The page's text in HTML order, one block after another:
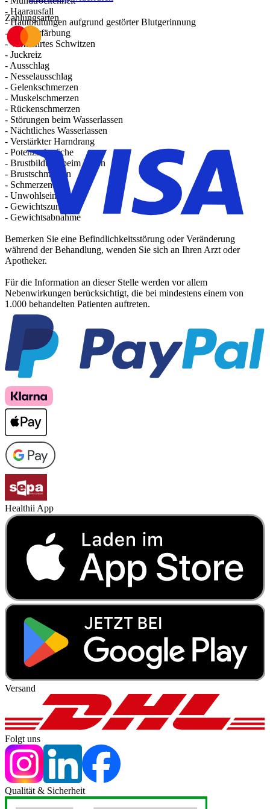
- Haarausfall
- Hautblutungen aufgrund gestörter Blutgerinnung
- Hautverfärbung
- Vermehrtes Schwitzen
- Juckreiz
- Ausschlag
- Nesselausschlag
- Gelenkschmerzen
- Muskelschmerzen
- Rückenschmerzen
- Störungen beim Wasserlassen
- Nächtliches Wasserlassen
- Verstärkter Harndrang
- Potenzschwäche
- Brustbildung beim Mann
- Brustschmerzen
- Schmerzen
- Unwohlsein
- Gewichtszunahme
- Gewichtsabnahme
Bemerken Sie eine Befindlichkeitsstörung oder Veränderung
während der Behandlung, wenden Sie sich an Ihren Arzt oder
Apotheker.
Für die Information an dieser Stelle werden vor allem
Nebenwirkungen berücksichtigt, die bei mindestens einem von
1.000 behandelten Patienten auftreten.
Zahlungsarten
Healthii App
Versand
Folgt uns
Qualität & Sicherheit